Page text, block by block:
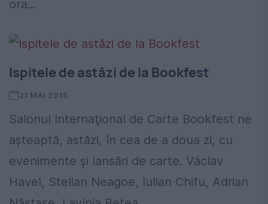
ora...
Ispitele de astăzi de la Bookfest
21 MAI 2015
Salonul Internaţional de Carte Bookfest ne
aşteaptă, astăzi, în cea de a doua zi, cu
evenimente şi lansări de carte. Václav
Havel, Stelian Neagoe, Iulian Chifu, Adrian